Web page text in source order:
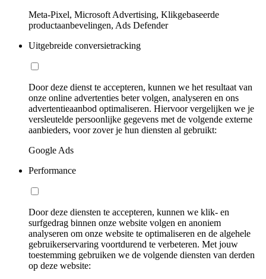
Meta-Pixel, Microsoft Advertising, Klikgebaseerde
productaanbevelingen, Ads Defender
Uitgebreide conversietracking
Door deze dienst te accepteren, kunnen we het resultaat van
onze online advertenties beter volgen, analyseren en ons
advertentieaanbod optimaliseren. Hiervoor vergelijken we je
versleutelde persoonlijke gegevens met de volgende externe
aanbieders, voor zover je hun diensten al gebruikt:
Google Ads
Performance
Door deze diensten te accepteren, kunnen we klik- en
surfgedrag binnen onze website volgen en anoniem
analyseren om onze website te optimaliseren en de algehele
gebruikerservaring voortdurend te verbeteren. Met jouw
toestemming gebruiken we de volgende diensten van derden
op deze website: